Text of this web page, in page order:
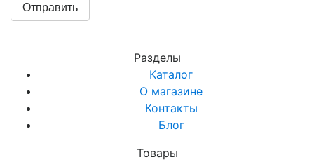
Разделы
Каталог
О магазине
Контакты
Блог
Товары